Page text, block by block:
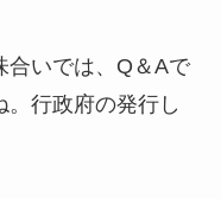
合いでは、Q＆Aで
。行政府の発行し